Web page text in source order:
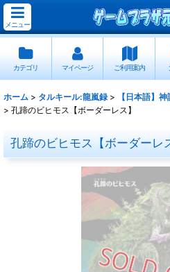
メニュー
カテゴリ マイページ ご利用案内
ホーム > タルキール:龍嵐録 >
【日本語】
> 孔蹄のビヒモス【ボーダーレス】
孔蹄のビヒモス【ボーダーレ